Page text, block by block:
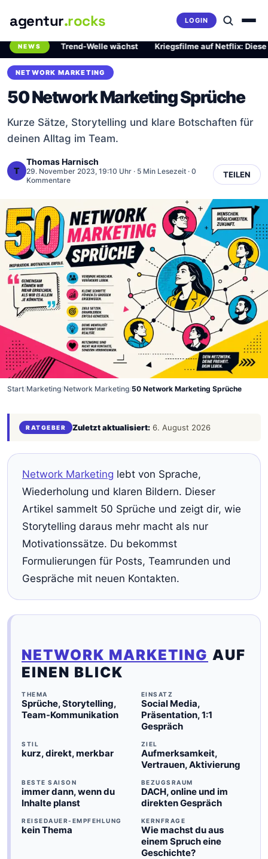
agentur.rocks LOGIN
NEWS
Breaking News Ticker
Trend-Welle wächst· Kriegsfilme auf Netflix: Diese zwei
NETWORK MARKETING
50 Network Marketing Sprüche
Kurze Sätze, Storytelling und klare Botschaften für
deinen Alltag im Team.
T
Thomas Harnisch
29. November 2023, 19:10 Uhr · 5 Min Lesezeit · 0
Kommentare
TEILEN
Start/Marketing/Network Marketing/50 Network Marketing Sprüche
RATGEBER Zuletzt aktualisiert: 6. August 2026
Network Marketing lebt von Sprache,
Wiederholung und klaren Bildern. Dieser
Artikel sammelt 50 Sprüche und zeigt dir, wie
Storytelling daraus mehr macht als nur
Motivationssätze. Du bekommst
Formulierungen für Posts, Teamrunden und
Gespräche mit neuen Kontakten.
NETWORK MARKETING AUF
EINEN BLICK
THEMA
Sprüche, Storytelling,
Team-Kommunikation
EINSATZ
Social Media,
Präsentation, 1:1
Gespräch
STIL
kurz, direkt, merkbar
ZIEL
Aufmerksamkeit,
Vertrauen, Aktivierung
BESTE SAISON
immer dann, wenn du
Inhalte planst
BEZUGSRAUM
DACH, online und im
direkten Gespräch
REISEDAUER-EMPFEHLUNG
kein Thema
KERNFRAGE
Wie machst du aus
einem Spruch eine
Geschichte?